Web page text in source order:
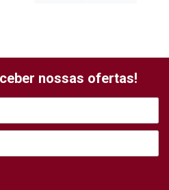
nossas ofertas!